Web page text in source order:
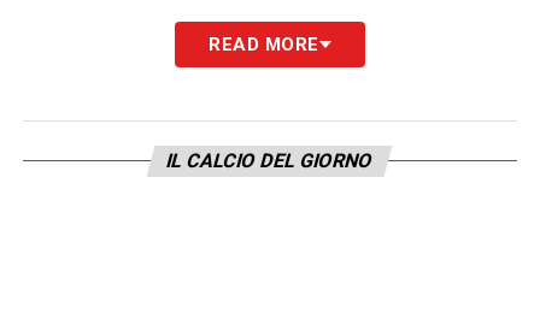
READ MORE
IL CALCIO DEL GIORNO